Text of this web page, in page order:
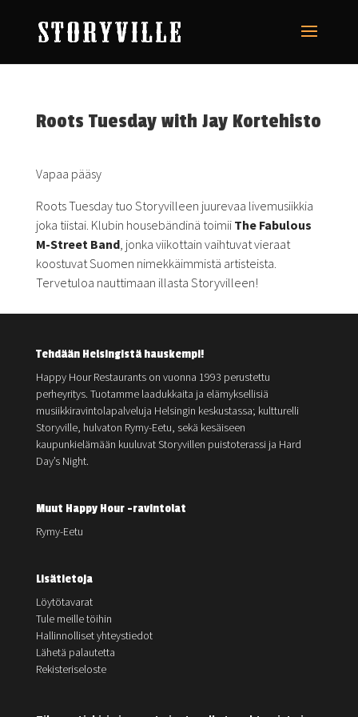
Roots Tuesday with Jay Kortehisto
Vapaa pääsy
Roots Tuesday tuo Storyvilleen juurevaa livemusiikkia
joka tiistai. Klubin housebändinä toimii The Fabulous
M-Street Band, jonka viikottain vaihtuvat vieraat
koostuvat Suomen nimekkäimmistä artisteista.
Tervetuloa nauttimaan illasta Storyvilleen!
Tehdään Helsingistä hauskempi!
Happy Hour Restaurants on vuonna 1993 perustettu
perheyritys. Tuotamme laadukkaita ja elämyksellisiä
musiikkiravintolapalveluja Helsingin keskustassa; kultturelli
Storyville, hulvaton Rymy-Eetu, sekä kesäiseen
kaupunkielämään kuuluvat Storyvillen puistoterassi ja Hard
Day’s Night.
Muut Happy Hour -ravintolat
Rymy-Eetu
Lisätietoja
Löytötavarat
Tule meille töihin
Hallinnolliset yhteystiedot
Lähetä palautetta
Rekisteriseloste